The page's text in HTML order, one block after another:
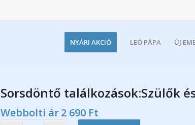
NYÁRI AKCIÓ LEÓ PÁPA ÚJ
Sorsdöntő találkozások:Szülők
Webbolti ár2 690 Ft